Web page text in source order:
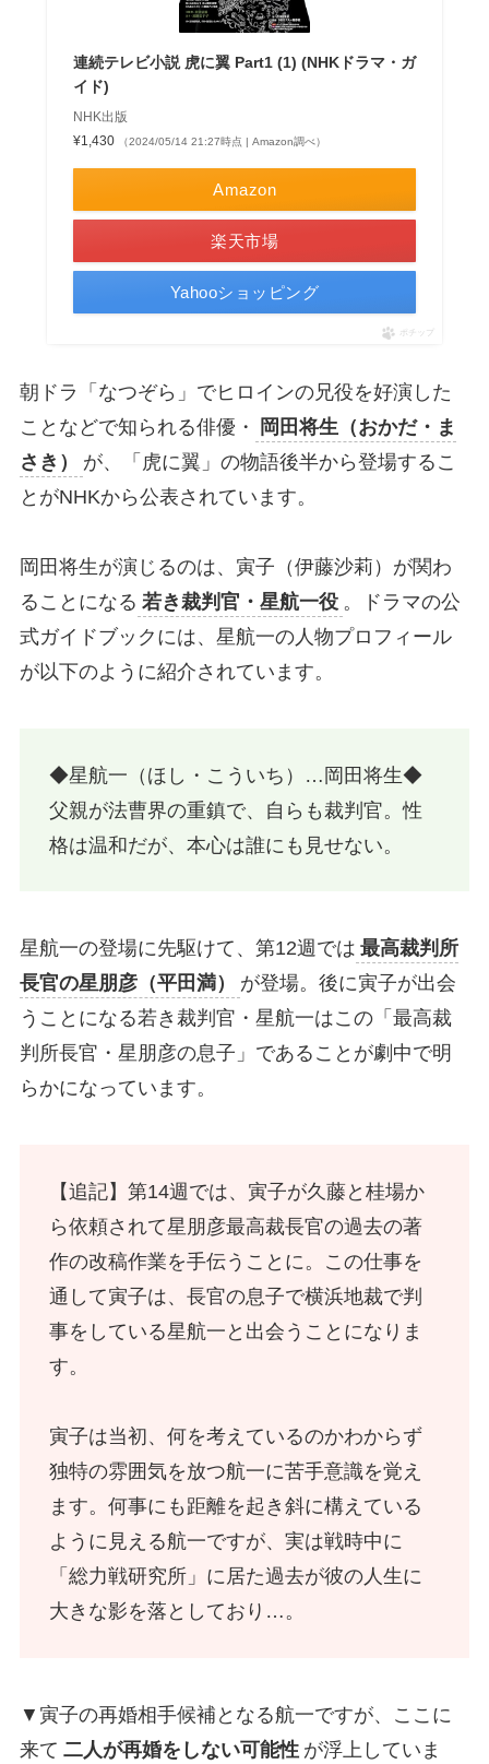
連続テレビ小説 虎に翼 Part1 (1) (NHKドラマ・ガ
イド)
NHK出版
¥1,430
（2024/05/14 21:27時点 | Amazon調べ）
Amazon
楽天市場
Yahooショッピング
ポチップ
朝ドラ「なつぞら」でヒロインの兄役を好演した
ことなどで知られる俳優・
岡田将生（おかだ・ま
さき）
が、「虎に翼」の物語後半から登場するこ
とがNHKから公表されています。
岡田将生が演じるのは、寅子（伊藤沙莉）が関わ
ることになる 若き裁判官・星航一役 。ドラマの公
式ガイドブックには、星航一の人物プロフィール
が以下のように紹介されています。
◆星航一（ほし・こういち）…岡田将生◆
父親が法曹界の重鎮で、自らも裁判官。性
格は温和だが、本心は誰にも見せない。
星航一の登場に先駆けて、第12週では 最高裁判所
長官の星朋彦（平田満）
が登場。後に寅子が出会
うことになる若き裁判官・星航一はこの「最高裁
判所長官・星朋彦の息子」であることが劇中で明
らかになっています。
【追記】第14週では、寅子が久藤と桂場か
ら依頼されて星朋彦最高裁長官の過去の著
作の改稿作業を手伝うことに。この仕事を
通して寅子は、長官の息子で横浜地裁で判
事をしている星航一と出会うことになりま
す。
寅子は当初、何を考えているのかわからず
独特の雰囲気を放つ航一に苦手意識を覚え
ます。何事にも距離を起き斜に構えている
ように見える航一ですが、実は戦時中に
「総力戦研究所」に居た過去が彼の人生に
大きな影を落としており…。
▼寅子の再婚相手候補となる航一ですが、ここに
来て 二人が再婚をしない可能性 が浮上していま